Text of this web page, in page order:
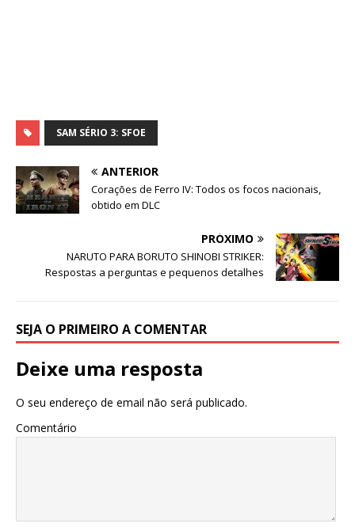
SAM SÉRIO 3: SFOE
ANTERIOR
Corações de Ferro IV: Todos os focos nacionais,
obtido em DLC
PRÓXIMO
NARUTO PARA BORUTO SHINOBI STRIKER:
Respostas a perguntas e pequenos detalhes
SEJA O PRIMEIRO A COMENTAR
Deixe uma resposta
O seu endereço de email não será publicado.
Comentário